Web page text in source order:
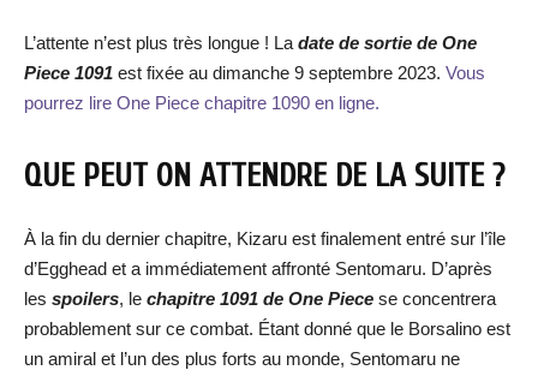
L’attente n’est plus très longue ! La date de sortie de One
Piece 1091 est fixée au dimanche 9 septembre 2023. Vous
pourrez lire One Piece chapitre 1090 en ligne.
QUE PEUT ON ATTENDRE DE LA SUITE ?
À la fin du dernier chapitre, Kizaru est finalement entré sur l’île
d’Egghead et a immédiatement affronté Sentomaru. D’après
les spoilers, le chapitre 1091 de One Piece se concentrera
probablement sur ce combat. Étant donné que le Borsalino est
un amiral et l’un des plus forts au monde, Sentomaru ne